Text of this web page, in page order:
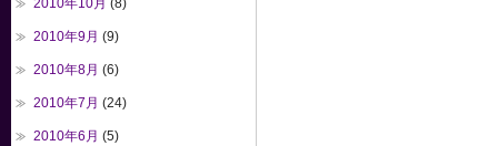
2010年10月 (8)
2010年9月 (9)
2010年8月 (6)
2010年7月 (24)
2010年6月 (5)